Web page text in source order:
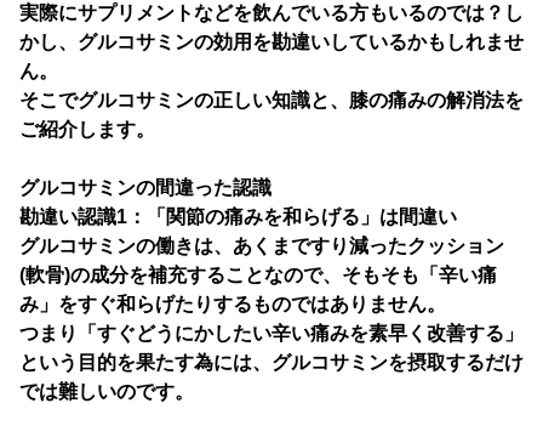
実際にサプリメントなどを飲んでいる方もいるのでは？し
かし、グルコサミンの効用を勘違いしているかもしれませ
ん。
そこでグルコサミンの正しい知識と、膝の痛みの解消法を
ご紹介します。
グルコサミンの間違った認識
勘違い認識1：「関節の痛みを和らげる」は間違い
グルコサミンの働きは、あくまですり減ったクッション
(軟骨)の成分を補充することなので、そもそも「辛い痛
み」をすぐ和らげたりするものではありません。
つまり「すぐどうにかしたい辛い痛みを素早く改善する」
という目的を果たす為には、グルコサミンを摂取するだけ
では難しいのです。